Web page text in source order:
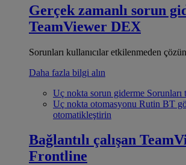
Gerçek zamanlı sorun
TeamViewer DEX
Sorunları kullanıcılar etkilenmeden
Daha fazla bilgi alın
Uç nokta sorun giderme Sorunları
Uç nokta otomasyonu Rutin BT
otomatikleştirin
Bağlantılı çalışan
Frontline